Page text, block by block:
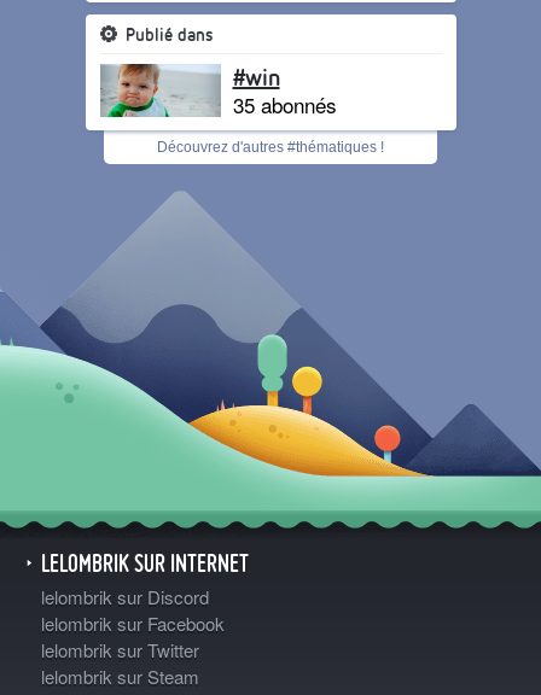
Publié dans
#win
35 abonnés
Découvrez d'autres #thématiques !
LELOMBRIK SUR INTERNET
lelombrik sur Discord
lelombrik sur Facebook
lelombrik sur Twitter
lelombrik sur Steam